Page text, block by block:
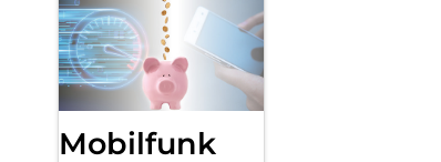
Mobilfunk